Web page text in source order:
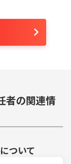
者の関連情
について